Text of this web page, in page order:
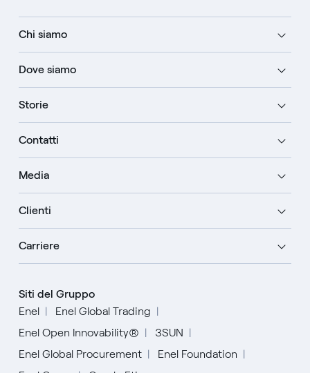
Chi siamo
Dove siamo
Storie
Contatti
Media
Clienti
Carriere
Siti del Gruppo
Enel
Enel Global Trading
Enel Open Innovability®
3SUN
Enel Global Procurement
Enel Foundation